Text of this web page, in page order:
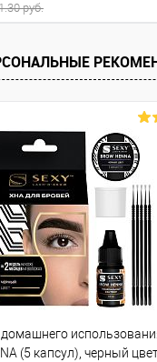
руб.
В корзину
В избранное В наличии
(5 капсул), черный